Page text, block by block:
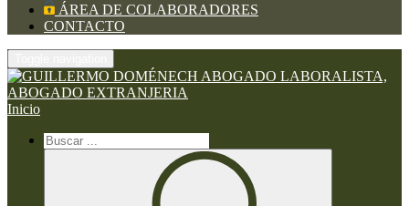
ÁREA DE COLABORADORES
CONTACTO
Inicio